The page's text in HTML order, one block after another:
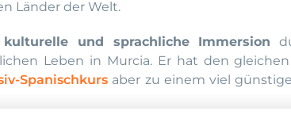
Länder der Welt.
kulturelle und sprachliche Immersion
Leben in Murcia. Er hat den
Spanischkurs aber zu einem viel